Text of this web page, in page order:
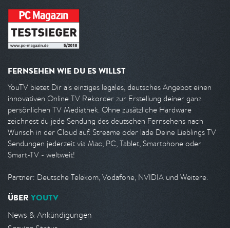
FERNSEHEN WIE DU ES WILLST
YouTV bietet Dir als einziges legales, deutsches Angebot einen
innovativen Online TV Rekorder zur Erstellung deiner ganz
persönlichen TV Mediathek. Ohne zusätzliche Hardware
zeichnest du jede Sendung des deutschen Fernsehens nach
Wunsch in der Cloud auf. Streame oder lade Deine Lieblings TV
Sendungen jederzeit via Mac, PC, Tablet, Smartphone oder
Smart-TV - weltweit!
Partner: Deutsche Telekom, Vodafone, NVIDIA und Weitere.
ÜBER YOUTV
News & Ankündigungen